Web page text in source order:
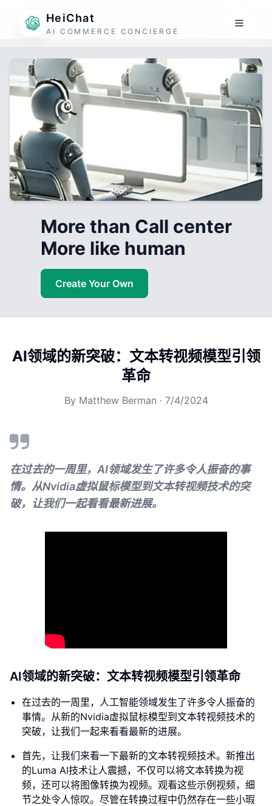
HeiChat
AI COMMERCE CONCIERGE
More than Call center
More like human
Create Your Own
AI领域的新突破：文本转视频模型引领
革命
By Matthew Berman · 7/4/2024
在过去的一周里，AI领域发生了许多令人振奋的事
情。从Nvidia虚拟鼠标模型到文本转视频技术的突
破，让我们一起看看最新进展。
AI领域的新突破：文本转视频模型引领革命
在过去的一周里，人工智能领域发生了许多令人振奋的
事情。从新的Nvidia虚拟鼠标模型到文本转视频技术的
突破，让我们一起来看看最新的进展。
首先，让我们来看一下最新的文本转视频技术。新推出
的Luma AI技术让人震撼，不仅可以将文本转换为视
频，还可以将图像转换为视频。观看这些示例视频，细
节之处令人惊叹。尽管在转换过程中仍然存在一些小瑕